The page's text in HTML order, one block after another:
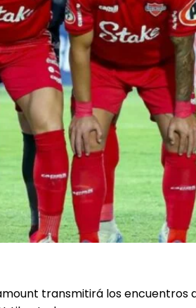
transmitirá los encuentros